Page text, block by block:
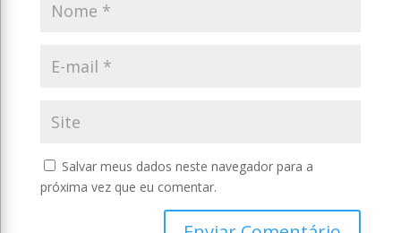
Salvar meus dados neste navegador para a
próxima vez que eu comentar.